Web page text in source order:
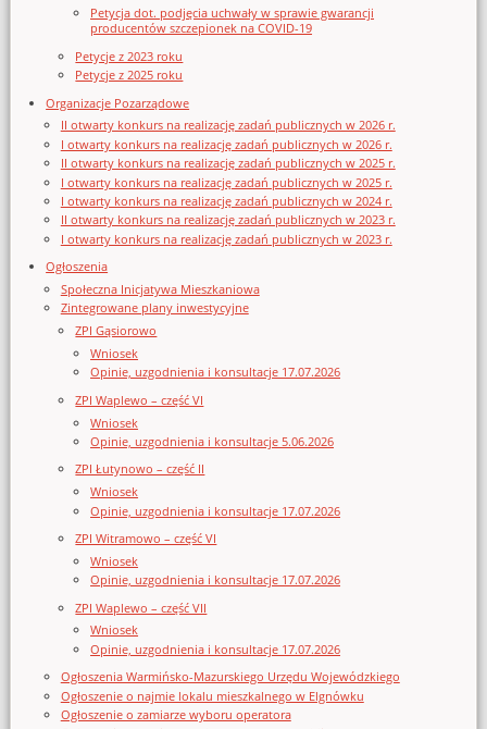
Petycja dot. podjęcia uchwały w sprawie gwarancji
producentów szczepionek na COVID-19
Petycje z 2023 roku
Petycje z 2025 roku
Organizacje Pozarządowe
II otwarty konkurs na realizację zadań publicznych w 2026 r.
I otwarty konkurs na realizację zadań publicznych w 2026 r.
II otwarty konkurs na realizację zadań publicznych w 2025 r.
I otwarty konkurs na realizację zadań publicznych w 2025 r.
I otwarty konkurs na realizację zadań publicznych w 2024 r.
II otwarty konkurs na realizację zadań publicznych w 2023 r.
I otwarty konkurs na realizację zadań publicznych w 2023 r.
Ogłoszenia
Społeczna Inicjatywa Mieszkaniowa
Zintegrowane plany inwestycyjne
ZPI Gąsiorowo
Wniosek
Opinie, uzgodnienia i konsultacje 17.07.2026
ZPI Waplewo – część VI
Wniosek
Opinie, uzgodnienia i konsultacje 5.06.2026
ZPI Łutynowo – część II
Wniosek
Opinie, uzgodnienia i konsultacje 17.07.2026
ZPI Witramowo – część VI
Wniosek
Opinie, uzgodnienia i konsultacje 17.07.2026
ZPI Waplewo – część VII
Wniosek
Opinie, uzgodnienia i konsultacje 17.07.2026
Ogłoszenia Warmińsko-Mazurskiego Urzędu Wojewódzkiego
Ogłoszenie o najmie lokalu mieszkalnego w Elgnówku
Ogłoszenie o zamiarze wyboru operatora